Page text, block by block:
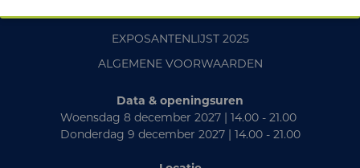
PRAKTISCH
EXPOSANTENLIJST 2025
ALGEMENE VOORWAARDEN
Data & openingsuren
Woensdag 8 december 2027 | 14.00 - 21.00
Donderdag 9 december 2027 | 14.00 - 21.00